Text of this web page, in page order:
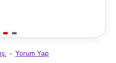
- Yorum Yap